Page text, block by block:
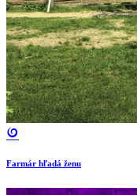
Farmár hľadá ženu